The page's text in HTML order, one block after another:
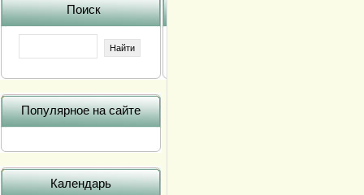
Поиск
Популярное на сайте
Календарь